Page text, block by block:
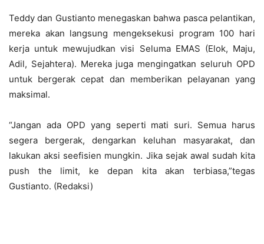
Teddy dan Gustianto menegaskan bahwa pasca pelantikan,
mereka akan langsung mengeksekusi program 100 hari
kerja untuk mewujudkan visi Seluma EMAS (Elok, Maju,
Adil, Sejahtera). Mereka juga mengingatkan seluruh OPD
untuk bergerak cepat dan memberikan pelayanan yang
maksimal.
“Jangan ada OPD yang seperti mati suri. Semua harus
segera bergerak, dengarkan keluhan masyarakat, dan
lakukan aksi seefisien mungkin. Jika sejak awal sudah kita
push the limit, ke depan kita akan terbiasa,”tegas
Gustianto. (Redaksi)